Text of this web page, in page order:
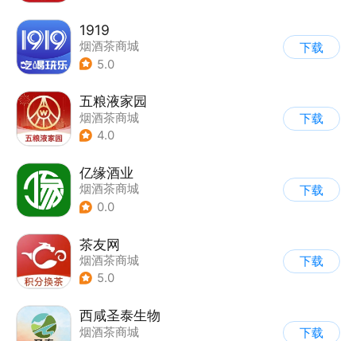
1919
烟酒茶商城
5.0
下载
五粮液家园
烟酒茶商城
4.0
下载
亿缘酒业
烟酒茶商城
0.0
下载
茶友网
烟酒茶商城
5.0
下载
西咸圣泰生物
烟酒茶商城
下载